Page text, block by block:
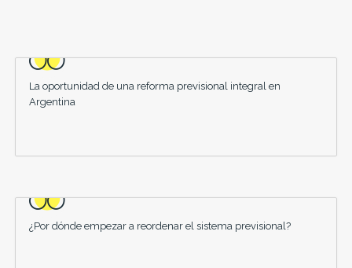
La oportunidad de una reforma previsional integral en
Argentina
¿Por dónde empezar a reordenar el sistema previsional?